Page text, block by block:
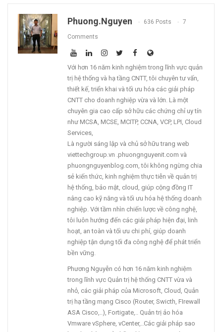
Phuong.nguyen 636 Posts 7
Comments
Với hơn 16 năm kinh nghiệm trong lĩnh vực quản
trị hệ thống và hạ tầng CNTT, tôi chuyên tư vấn,
thiết kế, triển khai và tối ưu hóa các giải pháp
CNTT cho doanh nghiệp vừa và lớn. Là một
chuyên gia cao cấp sở hữu các chứng chỉ uy tín
như MCSA, MCSE, MCITP, CCNA, VCP, LPI, Cloud
Services,
Là người sáng lập và chủ sở hữu trang web
viettechgroup.vn .phuongnguyenit.com và
phuongnguyenblog.com, tôi không ngừng chia
sẻ kiến thức, kinh nghiệm thực tiễn về quản trị
hệ thống, bảo mật, cloud, giúp cộng đồng IT
nâng cao kỹ năng và tối ưu hóa hệ thống doanh
nghiệp. Với tầm nhìn chiến lược về công nghệ,
tôi luôn hướng đến các giải pháp hiện đại, linh
hoạt, an toàn và tối ưu chi phí, giúp doanh
nghiệp tận dụng tối đa công nghệ để phát triển
bền vững.
Phương Nguyễn có hơn 16 năm kinh nghiệm
trong lĩnh vực Quản trị hệ thống CNTT vừa và
nhỏ, các giải pháp của Microsoft, Cloud, Quản
trị hạ tầng mạng Cisco (Router, Swicth, FIrewall
ASA Cisco,..), Fortigate,.. Quản trị ảo hóa
Vmware vSphere, vCenter,..Các giải pháp sao